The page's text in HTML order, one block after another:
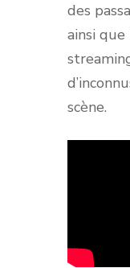
des
ainsi
scène.